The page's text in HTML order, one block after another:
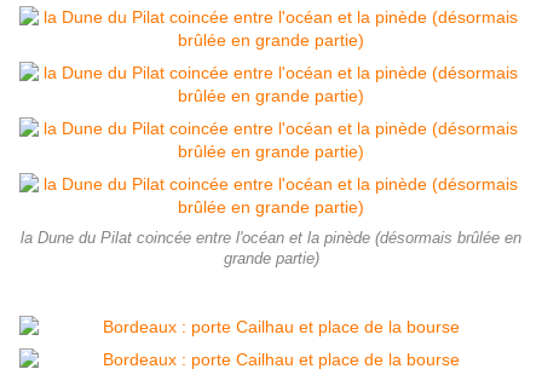
la Dune du Pilat coincée entre l'océan et la pinède (désormais brûlée en
grande partie)